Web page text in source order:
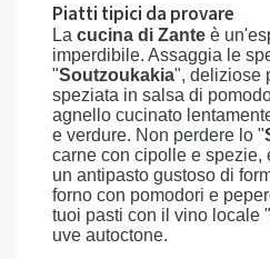
Piatti tipici da provare
La cucina di Zante è
imperdibile. Assaggia le
"Soutzoukakia", deliziose
speziata in salsa di
agnello cucinato
e verdure. Non perdere lo "
carne con cipolle e spezie,
un antipasto gustoso di
forno con pomodori e
tuoi pasti con il vino locale "
uve autoctone.